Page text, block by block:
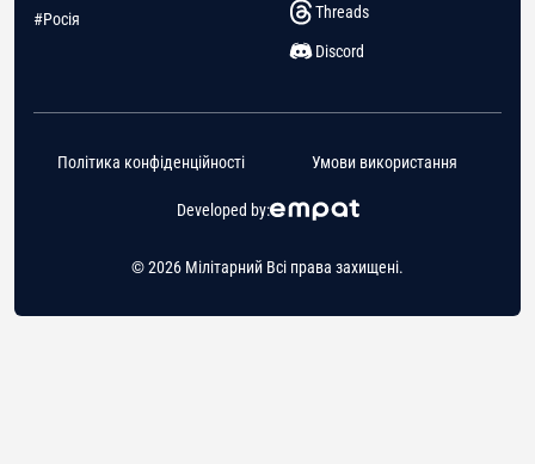
#Росія
Threads
Discord
© 2026 Мілітарний Всі права захищені.
Developed by:
Політика конфіденційності Умови використання